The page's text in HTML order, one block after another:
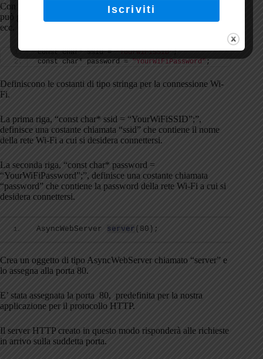
Con questa libreria, è possibile creare un server HTTP che
può gestire richieste HTTP in arrivo, come GET, POST, PUT,
ecc.
const char* ssid = "YourWiFiSSID";
const char* password = "YourWiFiPassword";
Definiscono le costanti di tipo stringa per la connessione Wi-
Fi.
La prima riga, “const char* ssid = “YourWiFiSSID”;”,
definisce una costante chiamata “ssid” che contiene il nome
della rete Wi-Fi a cui si desidera connettersi.
La seconda riga, “const char* password =
“YourWiFiPassword”;”, definisce una costante chiamata
“password” che contiene la password della rete Wi-Fi a cui si
desidera connettersi.
AsyncWebServer server ( 80 ) ;
Crea un oggetto di tipo AsyncWebServer chiamato “server” e
lo assegna alla porta 80.
E’ stata assegnata la porta 80, predefinita per la nostra
applicazione per il protocollo HTTP.
Il server HTTP creato in questo modo risponderà alle richieste
in arrivo sulla suddetta porta.